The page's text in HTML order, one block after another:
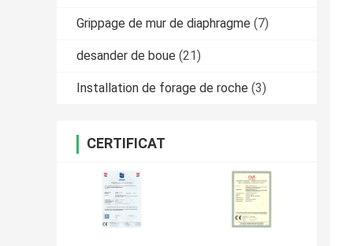
Grippage de mur de diaphragme (7)
desander de boue (21)
Installation de forage de roche (3)
CERTIFICAT